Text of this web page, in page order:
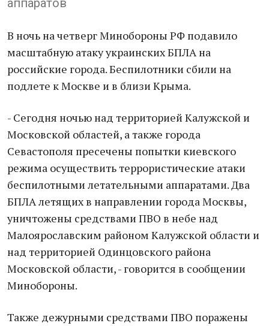
аппаратов
В ночь на четверг Минобороны РФ подавило
масштабную атаку украинских БПЛА на
российские города. Беспилотники сбили на
подлете к Москве и в близи Крыма.
- Сегодня ночью над территорией Калужской и
Московской областей, а также города
Севастополя пресечены попытки киевского
режима осуществить террористические атаки
беспилотными летательными аппаратами. Два
БПЛА летящих в направлении города Москвы,
уничтожены средствами ПВО в небе над
Малоярославским районом Калужской области и
над территорией Одинцовского района
Московской области, - говорится в сообщении
Минобороны.
Также дежурными средствами ПВО поражены